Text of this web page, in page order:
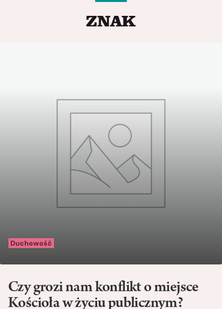
Duchowość
Czy grozi nam konflikt o miejsce
Kościoła w życiu publicznym?